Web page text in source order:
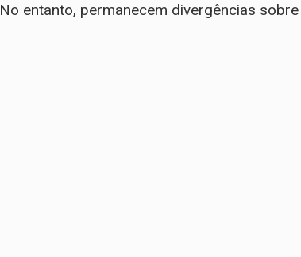
No entanto, permanecem divergências sobre